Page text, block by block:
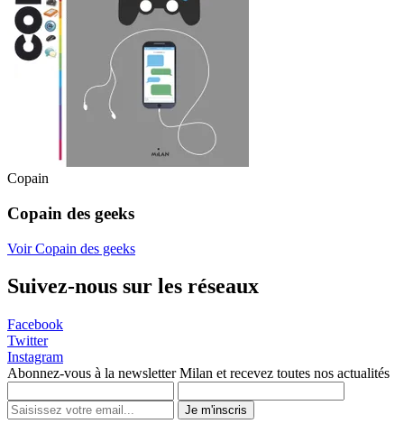
Copain
Copain des geeks
Voir Copain des geeks
Suivez-nous sur les réseaux
Facebook
Twitter
Instagram
Abonnez-vous à la newsletter Milan et recevez toutes nos actualités
Je m'inscris